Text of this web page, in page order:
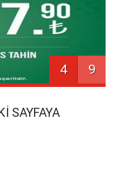
4 9
SAYFAYA